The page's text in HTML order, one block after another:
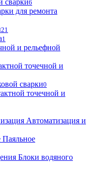
сварки6
для ремонта
21
1
и рельефной
точечной и
сварки0
точечной и
Автоматизация и
Паяльное
Блоки водяного